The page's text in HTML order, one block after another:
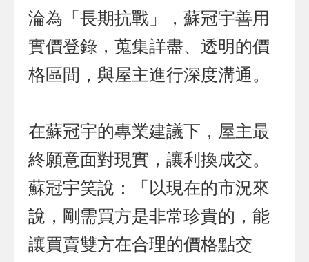
淪為「長期抗戰」，蘇冠宇善用
實價登錄，蒐集詳盡、透明的價
格區間，與屋主進行深度溝通。
在蘇冠宇的專業建議下，屋主最
終願意面對現實，讓利換成交。
蘇冠宇笑說：「以現在的市況來
說，剛需買方是非常珍貴的，能
讓買賣雙方在合理的價格點交